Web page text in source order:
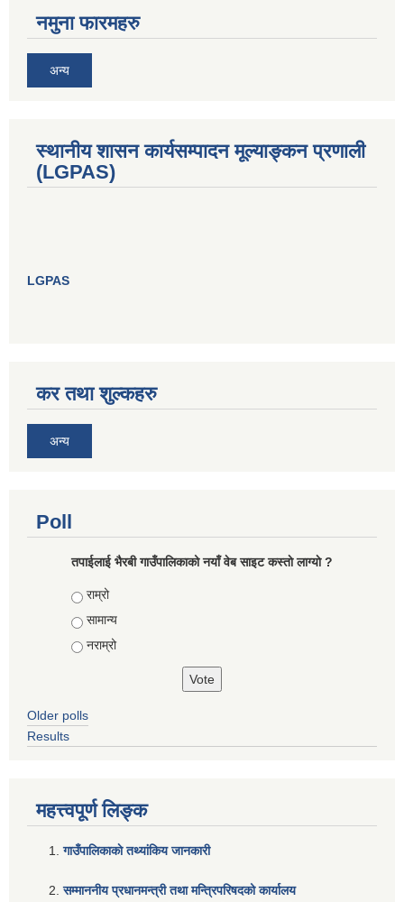
नमुना फारमहरु
अन्य
स्थानीय शासन कार्यसम्पादन मूल्याङ्कन प्रणाली
(LGPAS)
LGPAS
कर तथा शुल्कहरु
अन्य
Poll
तपाईलाई भैरबी गाउँपालिकाको नयाँ वेब साइट कस्ताे लाग्याे ?
Choices
राम्रो
सामान्य
नराम्रो
Older polls
Results
महत्त्वपूर्ण लिङ्क
गाउँपालिकाकाे तथ्यांकिय जानकारी
सम्माननीय प्रधानमन्त्री तथा मन्त्रिपरिषद‌को कार्यालय